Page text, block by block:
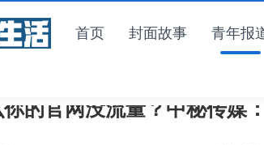
首页 封面故事 青年报
你的官网没流量？中秘传媒